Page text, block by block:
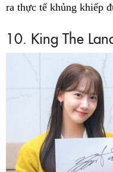
ra thực tế khủng khiếp
10. King The